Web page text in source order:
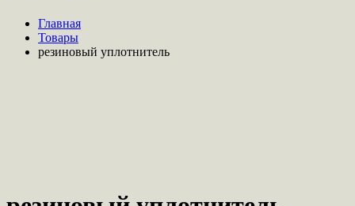
Главная
Товары
резиновый уплотнитель